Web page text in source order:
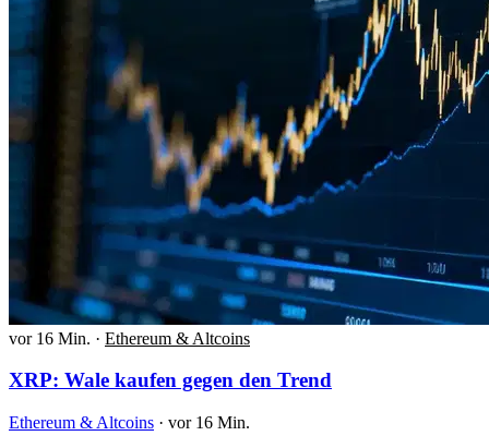
vor 16 Min. · Ethereum & Altcoins
XRP: Wale kaufen gegen den Trend
Ethereum & Altcoins · vor 16 Min.